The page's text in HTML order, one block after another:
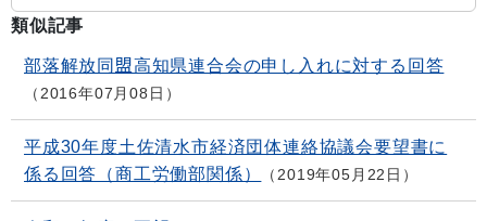
類似記事
部落解放同盟高知県連合会の申し入れに対する回答
2016年07月08日
平成30年度土佐清水市経済団体連絡協議会要望書に
係る回答（商工労働部関係）
2019年05月22日